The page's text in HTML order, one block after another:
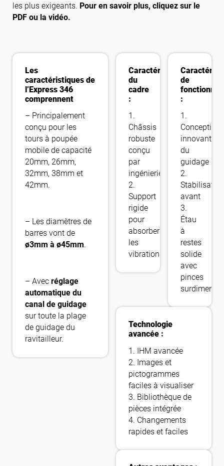
les plus exigeants. Pour en savoir plus, cliquez sur le
PDF ou la vidéo.
Les
caractéristiques de
l’Express 346
comprennent
– Principalement
conçu pour les
tours à poupée
mobile de capacité
20mm, 26mm,
32mm, 38mm et
42mm.
– Les diamètres de
barres vont de
ø3mm à ø45mm.
– Avec réglage
automatique du
canal de guidage
sur toute la plage
de guidage du
ravitailleur.
Caractéristiques
du
cadre
:
1.
Châssis
robuste
conçu
par
ingénierie
2.
Support
rigide
pour
absorber
les
vibrations
de
:
1.
Conception
innovante
du
guidage
2.
avant
3.
Étau
à
restes
solide
avec
pinces
Technologie
avancée :
1. IHM avancée
2. Images et
pictogrammes
faciles à visualiser
3. Bibliothèque de
pièces intégrée
4. Changements
rapides et faciles